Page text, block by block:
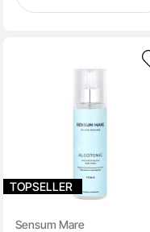
TOPSELLER
Sensum Mare